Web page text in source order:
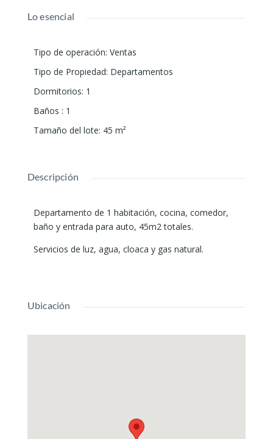
Lo esencial
Tipo de operación: Ventas
Tipo de Propiedad: Departamentos
Dormitorios: 1
Baños : 1
Tamaño del lote: 45 m²
Descripción
Departamento de 1 habitación, cocina, comedor,
baño y entrada para auto, 45m2 totales.
Servicios de luz, agua, cloaca y gas natural.
Ubicación